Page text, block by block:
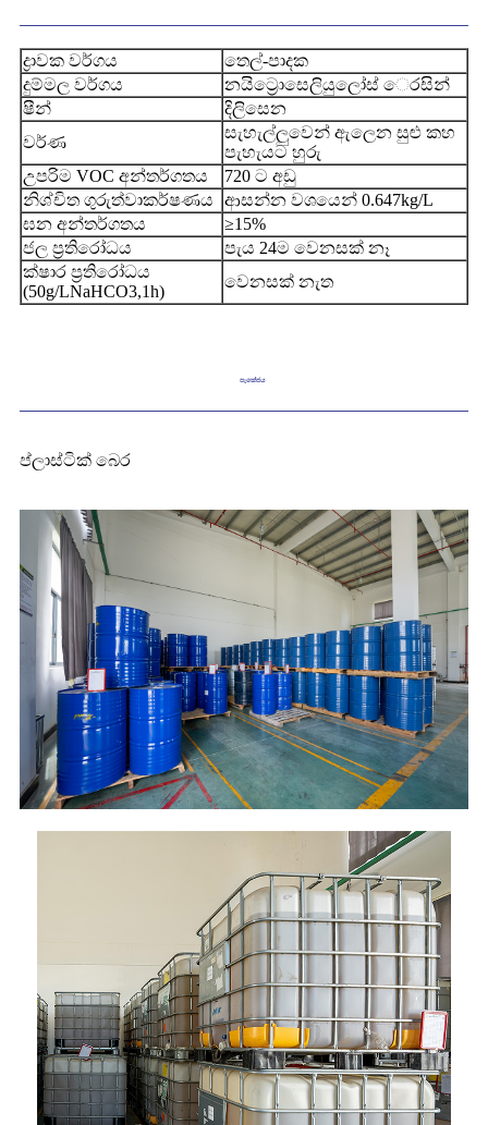
ද්‍රාවක වර්ගය
තෙල්-පාදක
දුම්මල වර්ගය
නයිට්‍රොසෙලියුලෝස් ෙරසින්
ෂීන්
දිලිසෙන
වර්ණ
සැහැල්ලුවෙන් ඇලෙන සුළු කහ
පැහැයට හුරු
උපරිම VOC අන්තර්ගතය
720 ට අඩු
නිශ්චිත ගුරුත්වාකර්ෂණය
ආසන්න වශයෙන් 0.647kg/L
ඝන අන්තර්ගතය
≥15%
ජල ප්‍රතිරෝධය
පැය 24ම වෙනසක් නෑ
ක්ෂාර ප්‍රතිරෝධය
(50g/LNaHCO3,1h)
වෙනසක් නැත
පැකේජය
ප්ලාස්ටික් බෙර